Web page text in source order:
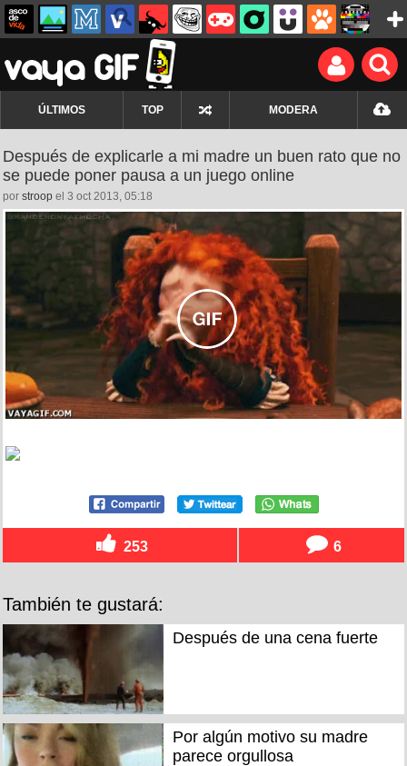
ÚLTIMOS TOP MODERA
Después de explicarle a mi madre un buen rato que no
se puede poner pausa a un juego online
por stroop el 3 oct 2013, 05:18
253 6
También te gustará:
Después de una cena fuerte
Por algún motivo su madre
parece orgullosa